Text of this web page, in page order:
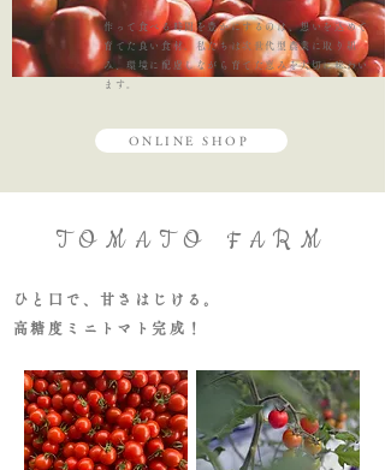
作って食べる時間を豊かにするのは、想いを込めて
育てた良い食材。
私たちは次世代型農業に取り組
み、環境に配慮しながら育てた恵みを大切に味わい
ます。
ONLINE SHOP
TOMATO FARM
ひと口で、甘さはじける。
高糖度ミニトマト完成！